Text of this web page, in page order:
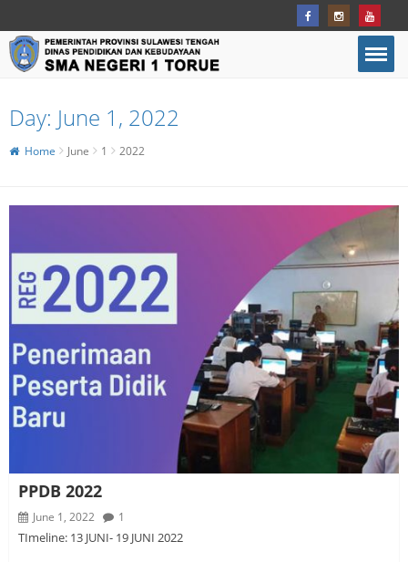
Day: June 1, 2022
Home June 1 2022
PPDB 2022
June 1, 2022 1
TImeline: 13 JUNI- 19 JUNI 2022